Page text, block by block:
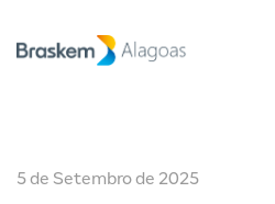
5 de Setembro de 2025